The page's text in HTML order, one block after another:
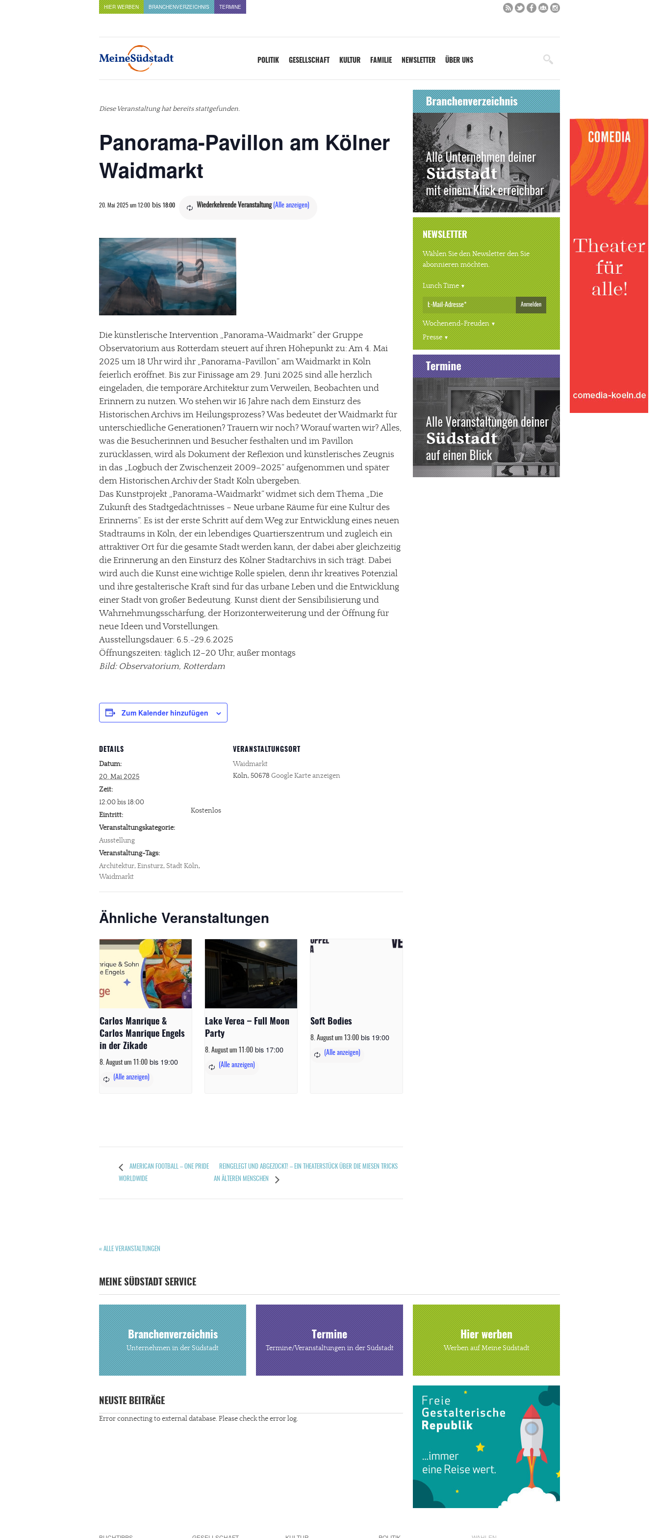
HIER WERBEN BRANCHENVERZEICHNIS TERMINE
POLITIK GESELLSCHAFT KULTUR FAMILIE NEWSLETTER ÜBER UNS
« ALLE VERANSTALTUNGEN
Diese Veranstaltung hat bereits stattgefunden.
Panorama-Pavillon am Kölner
Waidmarkt
20. Mai 2025 um 12:00 bis 18:00 Wiederkehrende Veranstaltung (Alle anzeigen)
Die künstlerische Intervention „Panorama-Waidmarkt“ der Gruppe
Observatorium aus Rotterdam steuert auf ihren Höhepunkt zu: Am 4. Mai
2025 um 18 Uhr wird ihr „Panorama-Pavillon“ am Waidmarkt in Köln
feierlich eröffnet. Bis zur Finissage am 29. Juni 2025 sind alle herzlich
eingeladen, die temporäre Architektur zum Verweilen, Beobachten und
Erinnern zu nutzen. Wo stehen wir 16 Jahre nach dem Einsturz des
Historischen Archivs im Heilungsprozess? Was bedeutet der Waidmarkt für
unterschiedliche Generationen? Trauern wir noch? Worauf warten wir? Alles,
was die Besucherinnen und Besucher festhalten und im Pavillon
zurücklassen, wird als Dokument der Reflexion und künstlerisches Zeugnis
in das „Logbuch der Zwischenzeit 2009–2025“ aufgenommen und später
dem Historischen Archiv der Stadt Köln übergeben.
Das Kunstprojekt „Panorama-Waidmarkt“ widmet sich dem Thema „Die
Zukunft des Stadtgedächtnisses – Neue urbane Räume für eine Kultur des
Erinnerns“. Es ist der erste Schritt auf dem Weg zur Entwicklung eines neuen
Stadtraums in Köln, der ein lebendiges Quartierszentrum und zugleich ein
attraktiver Ort für die gesamte Stadt werden kann, der dabei aber gleichzeitig
die Erinnerung an den Einsturz des Kölner Stadtarchivs in sich trägt. Dabei
wird auch die Kunst eine wichtige Rolle spielen, denn ihr kreatives Potenzial
und ihre gestalterische Kraft sind für das urbane Leben und die Entwicklung
einer Stadt von großer Bedeutung. Kunst dient der Sensibilisierung und
Wahrnehmungsschärfung, der Horizonterweiterung und der Öffnung für
neue Ideen und Vorstellungen.
Ausstellungsdauer: 6.5.-29.6.2025
Öffnungszeiten: täglich 12–20 Uhr, außer montags
Bild: Observatorium, Rotterdam
Zum Kalender hinzufügen
DETAILS
Datum:
20. Mai 2025
Zeit:
12:00 bis 18:00
Eintritt:
Kostenlos
Veranstaltungskategorie:
Ausstellung
Veranstaltung-Tags:
Architektur, Einsturz, Stadt Köln,
Waidmarkt
VERANSTALTUNGSORT
Waidmarkt
Köln, 50678 Google Karte anzeigen
Ähnliche Veranstaltungen
Carlos Manrique &
Carlos Manrique Engels
in der Zikade
8. August um 11:00 bis 19:00
Lake Verea – Full Moon
Party
8. August um 11:00 bis 17:00
Soft Bodies
8. August um 13:00 bis 19:00
AMERICAN FOOTBALL – ONE PRIDE
WORLDWIDE
REINGELEGT UND ABGEZOCKT! – EIN THEATERSTÜCK ÜBER DIE MIESEN TRICKS
AN ÄLTEREN MENSCHEN
NEWSLETTER
Wählen Sie den Newsletter den Sie
abonnieren möchten.
Lunch Time
Anmelden
Wochenend-Freuden
Presse
MEINE SÜDSTADT SERVICE
Branchenverzeichnis
Unternehmen in der Südstadt
Termine
Termine/Veranstaltungen in der Südstadt
Hier werben
Werben auf Meine Südstadt
NEUSTE BEITRÄGE
Error connecting to external database. Please check the error log.